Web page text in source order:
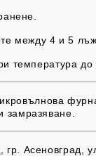
между 4 и 5
температура
замразяване.
Асеновград,